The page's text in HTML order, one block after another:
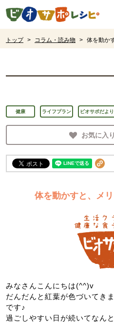
ページの先頭です。
トップ > コラム・読み物 > 体を動か
健康 ライフプラン ビオサポだより
お気に入
体を動かすと、メ
みなさんこんにちは(^^)v
だんだんと紅葉が色づいてき
です♪
過ごしやすい日が続いてなん